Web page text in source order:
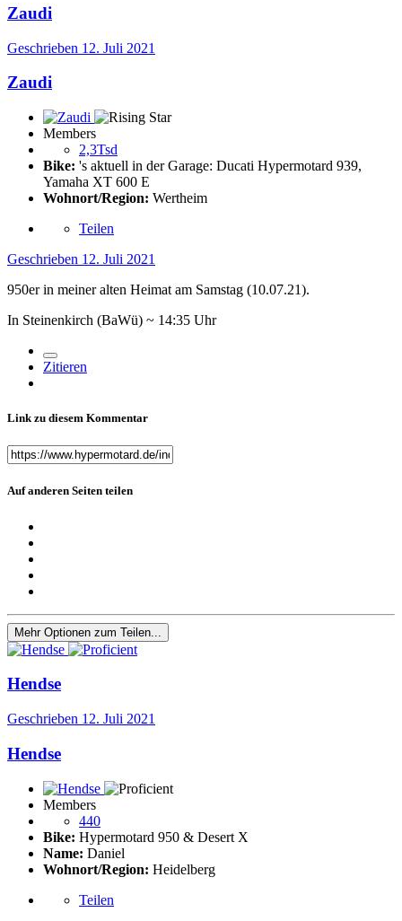
Zaudi
Geschrieben 12. Juli 2021
Zaudi
Members
2,3Tsd
Bike: 's aktuell in der Garage: Ducati Hypermotard 939,
Yamaha XT 600 E
Wohnort/Region: Wertheim
Teilen
Geschrieben 12. Juli 2021
950er in meiner alten Heimat am Samstag (10.07.21).
In Steinenkirch (BaWü) ~ 14:35 Uhr
Zitieren
Link zu diesem Kommentar
Auf anderen Seiten teilen
Mehr Optionen zum Teilen...
Hendse
Geschrieben 12. Juli 2021
Hendse
Members
440
Bike: Hypermotard 950 & Desert X
Name: Daniel
Wohnort/Region: Heidelberg
Teilen